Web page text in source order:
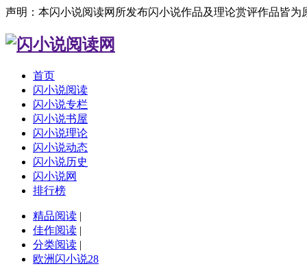
声明：本闪小说阅读网所发布闪小说作品及理论赏评作品皆
首页
闪小说阅读
闪小说专栏
闪小说书屋
闪小说理论
闪小说动态
闪小说历史
闪小说网
排行榜
精品阅读 |
佳作阅读 |
分类阅读 |
欧洲闪小说28